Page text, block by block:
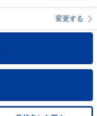
変更する